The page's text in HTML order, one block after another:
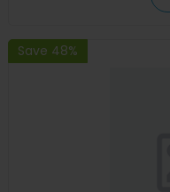
Save 48%